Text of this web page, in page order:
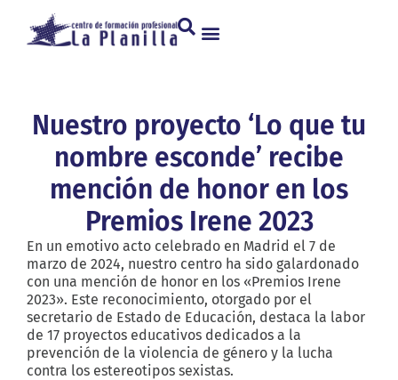
Nuestro proyecto ‘Lo que tu
nombre esconde’ recibe
mención de honor en los
Premios Irene 2023
En un emotivo acto celebrado en Madrid el 7 de
marzo de 2024, nuestro centro ha sido galardonado
con una mención de honor en los «Premios Irene
2023». Este reconocimiento, otorgado por el
secretario de Estado de Educación, destaca la labor
de 17 proyectos educativos dedicados a la
prevención de la violencia de género y la lucha
contra los estereotipos sexistas.